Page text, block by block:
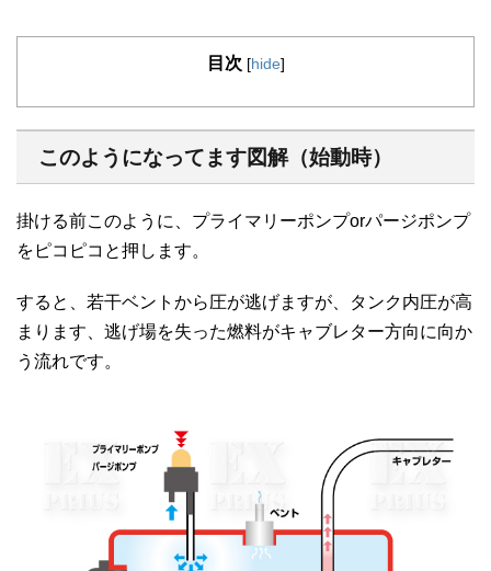
目次 [hide]
このようになってます図解（始動時）
掛ける前このように、プライマリーポンプorパージポンプ
をピコピコと押します。
すると、若干ベントから圧が逃げますが、タンク内圧が高
まります、逃げ場を失った燃料がキャブレター方向に向か
う流れです。